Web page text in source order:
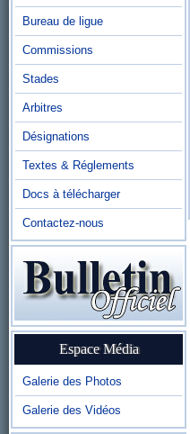
Bureau de ligue
Commissions
Stades
Arbitres
Désignations
Textes & Réglements
Docs à télécharger
Contactez-nous
Espace Média
Galerie des Photos
Galerie des Vidéos